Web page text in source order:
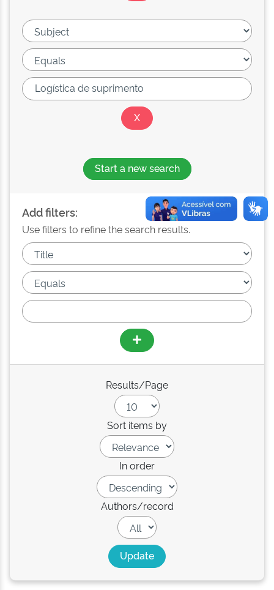
Start a new search
Add filters:
Use filters to refine the search results.
Results/Page
Sort items by
In order
Authors/record